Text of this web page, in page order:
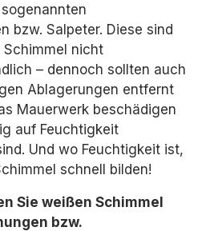
bzw. Salpeter. Diese sind
Schimmel nicht
– dennoch sollten auch
Ablagerungen entfernt
Mauerwerk beschädigen
auf Feuchtigkeit
Und wo Feuchtigkeit ist,
schnell bilden!
Sie weißen Schimmel
bzw.